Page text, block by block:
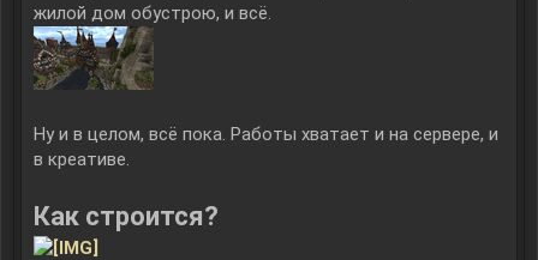
жилой дом обустрою, и всё.
Ну и в целом, всё пока. Работы хватает и на сервере, и
в креативе.
Как строится?